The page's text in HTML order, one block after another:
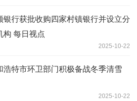
银行获批收购四家村镇银行并设立分
构 每日视点
2025-10-22
浩特市环卫部门积极备战冬季清雪
2025-10-22